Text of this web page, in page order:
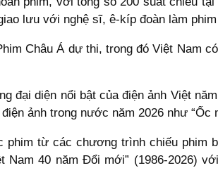
lưu với nghệ sĩ, ê-kíp đoàn làm
Châu Á dự thi, trong đó Việt Nam
diện nổi bật của điện ảnh Việt
ảnh trong nước năm 2026 như “Ốc
từ các chương trình chiếu phim
Nam 40 năm Đổi mới” (1986-2026)